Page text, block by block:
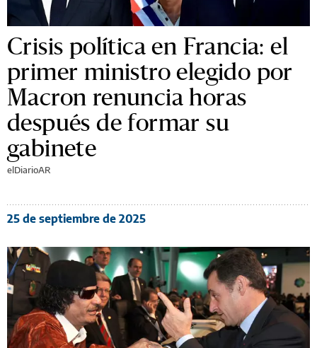
Crisis política en Francia: el
primer ministro elegido por
Macron renuncia horas
después de formar su
gabinete
elDiarioAR
25 de septiembre de 2025